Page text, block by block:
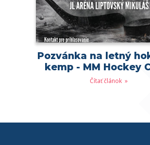
Pozvánka na letný
kemp - MM Hockey
Čítať článok